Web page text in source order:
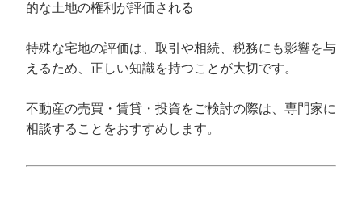
的な土地の権利が評価される
特殊な宅地の評価は、取引や相続、税務にも影響を与
えるため、正しい知識を持つことが大切です。
不動産の売買・賃貸・投資をご検討の際は、専門家に
相談することをおすすめします。